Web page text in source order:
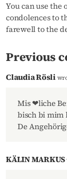
You can use the
condolences to
farewell to the
Previous
Claudia Rösli
Mis ❤liche
bisch bi mim
De
KÄLIN MARKUS